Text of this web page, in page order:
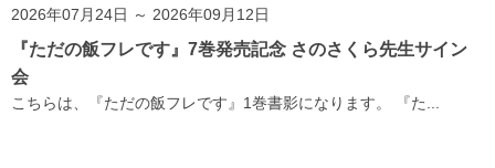
2026年07月24日 ～ 2026年09月12日
『ただの飯フレです』7巻発売記念 さのさくら先生サイン
会
こちらは、『ただの飯フレです』1巻書影になります。 『た...